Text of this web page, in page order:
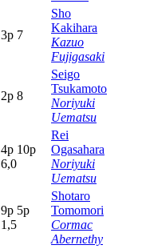
3p 7
Sho
Kakihara
Kazuo
Fujigasaki
2p 8
Seigo
Tsukamoto
Noriyuki
Uematsu
4p 10p
6,0
Rei
Ogasahara
Noriyuki
Uematsu
9p 5p
1,5
Shotaro
Tomomori
Cormac
Abernethy